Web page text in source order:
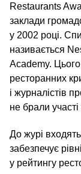
Restaurants
заклади
у 2002 році.
називається
Academy.
ресторанних
і журналістів
не брали
До журі входять
забезпечує
у рейтингу